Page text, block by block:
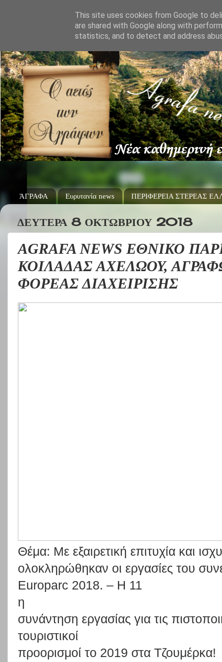
ΆΓΡΑΦΑ Ευρυτανία news ΠΕΡΙΦΕΡΕΙΑ ΣΤΕΡΕΑΣ
ΔΕΥΤΈΡΑ 8 ΟΚΤΩΒΡΊΟΥ 2018
AGRAFA NEWS ΕΘΝΙΚΟ
ΚΟΙΛΑΔΑΣ ΑΧΕΛΩΟΥ,
ΦΟΡΕΑΣ ΔΙΑΧΕΙΡΙΣΗΣ
Θέμα: Με εξαιρετική επιτυχία και
ολοκληρώθηκαν οι εργασίες του
Europarc 2018. – Η 11
η
συνάντηση εργασίας για τις
τουριστικοί
προορισμοί το 2019 στα Τζουμέρκα!
This site uses cookies from Google to
are shared with Google along with
statistics, and to detect and address